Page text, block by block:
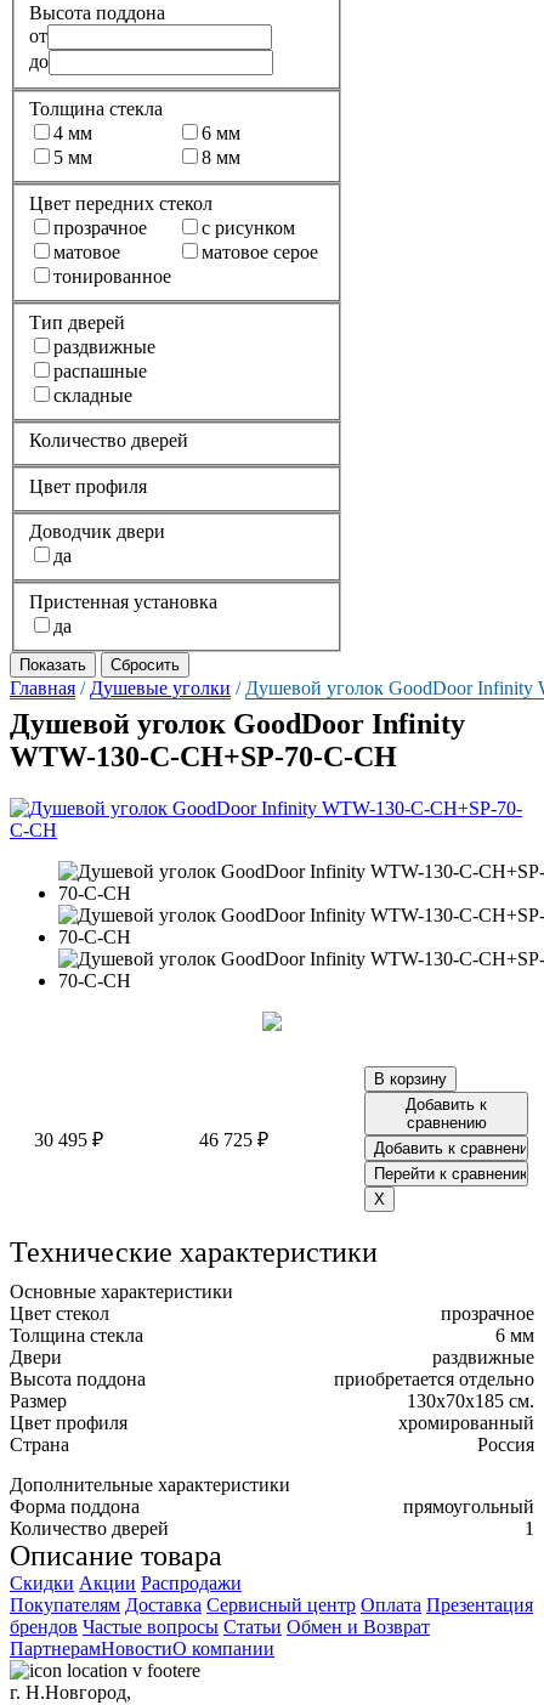
Высота поддона
от
до
Толщина стекла
4 мм
5 мм
6 мм
8 мм
Цвет передних стекол
прозрачное
матовое
тонированное
с рисунком
матовое серое
Тип дверей
раздвижные
распашные
складные
Количество дверей
Цвет профиля
Доводчик двери
да
Пристенная установка
да
Главная / Душевые уголки / Душевой уголок GoodDoor Infinity
Душевой уголок GoodDoor Infinity
WTW-130-C-CH+SP-70-C-CH
30 495 ₽ 46 725 ₽
Добавить к
сравнению
Технические характеристики
Основные характеристики
Цвет стекол
прозрачное
Толщина стекла
6 мм
Двери
раздвижные
Высота поддона
приобретается отдельно
Размер
130x70x185 см.
Цвет профиля
хромированный
Страна
Россия
Дополнительные характеристики
Форма поддона
прямоугольный
Количество дверей
1
Описание товара
Скидки Акции Распродажи
Покупателям Доставка Сервисный центр Оплата Презентация
брендов Частые вопросы Статьи Обмен и Возврат
ПартнерамНовостиО компании
г. Н.Новгород,